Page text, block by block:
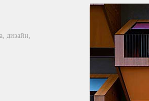
дизайн,